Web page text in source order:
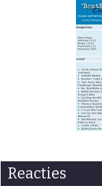
Reacties